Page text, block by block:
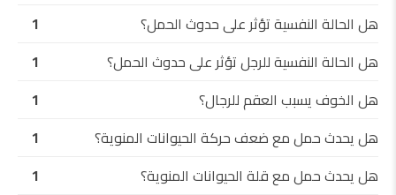
هل الحالة النفسية تؤثر على حدوث الحمل؟
1
هل الحالة النفسية للرجل تؤثر على حدوث الحمل؟
1
هل الخوف يسبب العقم للرجال؟
1
هل يحدث حمل مع ضعف حركة الحيوانات المنوية؟
1
هل يحدث حمل مع قلة الحيوانات المنوية؟
1